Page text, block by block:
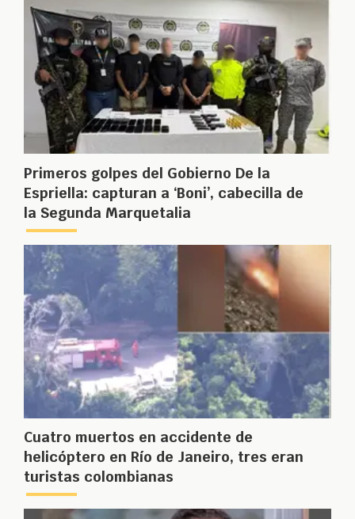
Primeros golpes del Gobierno De la
Espriella: capturan a ‘Boni’, cabecilla de
la Segunda Marquetalia
Cuatro muertos en accidente de
helicóptero en Río de Janeiro, tres eran
turistas colombianas